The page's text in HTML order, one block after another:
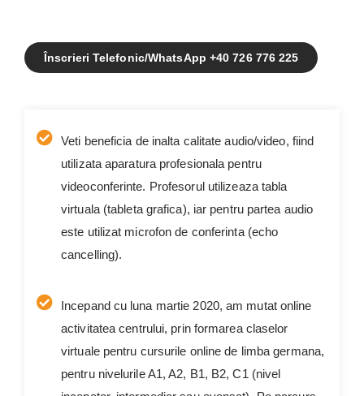
Înscrieri Telefonic/WhatsApp +40 726 776 225
Veti beneficia de inalta calitate audio/video, fiind
utilizata aparatura profesionala pentru
videoconferinte. Profesorul utilizeaza tabla
virtuala (tableta grafica), iar pentru partea audio
este utilizat microfon de conferinta (echo
cancelling).
Incepand cu luna martie 2020, am mutat online
activitatea centrului, prin formarea claselor
virtuale pentru cursurile online de limba germana,
pentru nivelurile A1, A2, B1, B2, C1 (nivel